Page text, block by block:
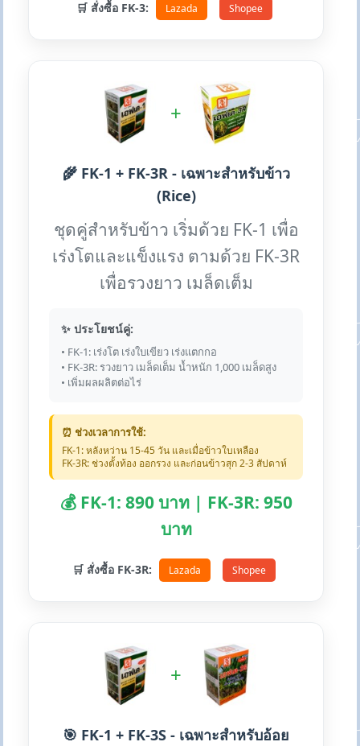
🛒 สั่งซื้อ FK-3: Lazada Shopee
+
🌾 FK-1 + FK-3R - เฉพาะสำหรับข้าว
(Rice)
ชุดคู่สำหรับข้าว เริ่มด้วย FK-1 เพื่อ
เร่งโตและแข็งแรง ตามด้วย FK-3R
เพื่อรวงยาว เมล็ดเต็ม
✨ ประโยชน์คู่:
• FK-1: เร่งโต เร่งใบเขียว เร่งแตกกอ
• FK-3R: รวงยาว เมล็ดเต็ม น้ำหนัก 1,000 เมล็ดสูง
• เพิ่มผลผลิตต่อไร่
⏰ ช่วงเวลาการใช้:
FK-1: หลังหว่าน 15-45 วัน และเมื่อข้าวใบเหลือง
FK-3R: ช่วงตั้งท้อง ออกรวง และก่อนข้าวสุก 2-3 สัปดาห์
💰 FK-1: 890 บาท | FK-3R: 950
บาท
🛒 สั่งซื้อ FK-3R: Lazada Shopee
+
🎯 FK-1 + FK-3S - เฉพาะสำหรับอ้อย